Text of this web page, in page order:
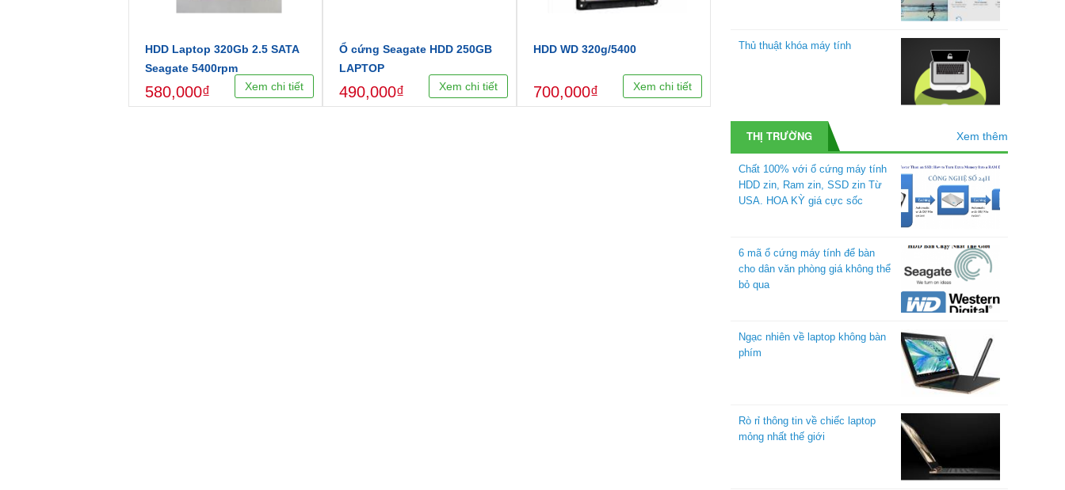
HDD Laptop 320Gb 2.5 SATA
Seagate 5400rpm
580,000₫ Xem chi tiết
Ổ cứng Seagate HDD 250GB
LAPTOP
490,000₫ Xem chi tiết
HDD WD 320g/5400
700,000₫ Xem chi tiết
Thủ thuật khóa máy tính
THỊ TRƯỜNG Xem thêm
Chất 100% với ổ cứng máy tính
HDD zin, Ram zin, SSD zin Từ
USA. HOA KỲ giá cực sốc
6 mã ổ cứng máy tính để bàn
cho dân văn phòng giá không thể
bỏ qua
Ngạc nhiên về laptop không bàn
phím
Rò rỉ thông tin về chiếc laptop
mỏng nhất thế giới